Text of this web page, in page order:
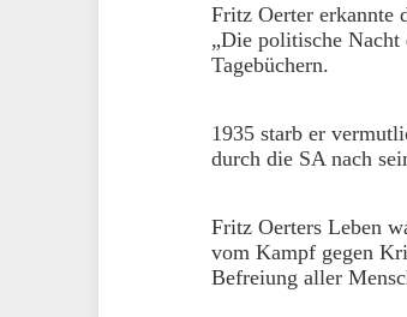
Fritz Oerter erkannte
„Die politische Nacht
Tagebüchern.
1935 starb er
durch die SA nach
Fritz Oerters Leben
vom Kampf gegen
Befreiung aller